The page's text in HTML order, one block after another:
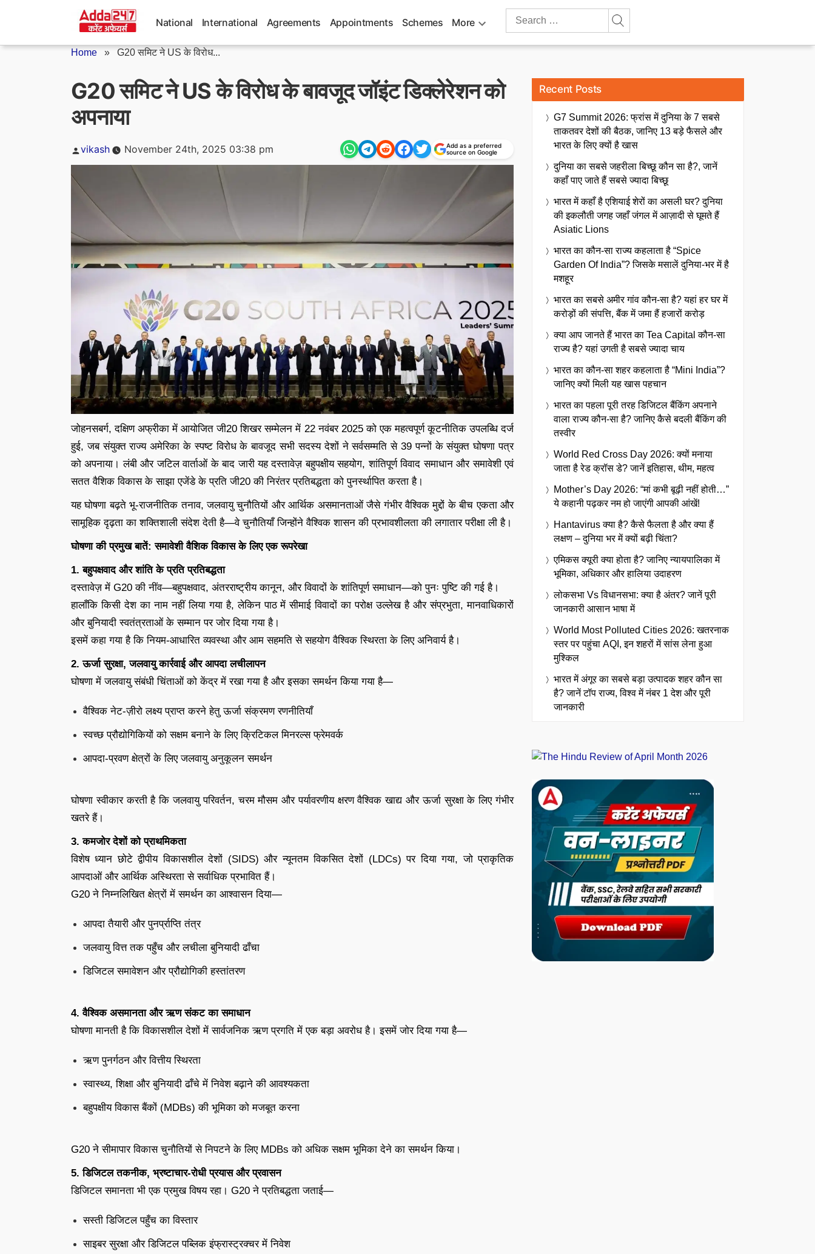
National International Agreements Appointments Schemes More
Search
Home » G20 समिट ने US के विरोध...
G20 समिट ने US के विरोध के बावजूद जॉइंट डिक्लेरेशन को
अपनाया
Posted
vikash November 24th, 2025 03:38 pm
Add as a preferred
source on Google
जोहनसबर्ग, दक्षिण अफ्रीका में आयोजित जी20 शिखर सम्मेलन में 22 नवंबर 2025 को एक महत्वपूर्ण कूटनीतिक उपलब्धि दर्ज
हुई, जब संयुक्त राज्य अमेरिका के स्पष्ट विरोध के बावजूद सभी सदस्य देशों ने सर्वसम्मति से 39 पन्नों के संयुक्त घोषणा पत्र
को अपनाया। लंबी और जटिल वार्ताओं के बाद जारी यह दस्तावेज़ बहुपक्षीय सहयोग, शांतिपूर्ण विवाद समाधान और समावेशी एवं
सतत वैशिक विकास के साझा एजेंडे के प्रति जी20 की निरंतर प्रतिबद्धता को पुनर्स्थापित करता है।
यह घोषणा बढ़ते भू-राजनीतिक तनाव, जलवायु चुनौतियों और आर्थिक असमानताओं जैसे गंभीर वैश्विक मुद्दों के बीच एकता और
सामूहिक दृढ़ता का शक्तिशाली संदेश देती है—वे चुनौतियाँ जिन्होंने वैश्विक शासन की प्रभावशीलता की लगातार परीक्षा ली है।
घोषणा की प्रमुख बातें: समावेशी वैशिक विकास के लिए एक रूपरेखा
1. बहुपक्षवाद और शांति के प्रति प्रतिबद्धता
दस्तावेज़ में G20 की नींव—बहुपक्षवाद, अंतरराष्ट्रीय कानून, और विवादों के शांतिपूर्ण समाधान—को पुनः पुष्टि की गई है।
हालाँकि किसी देश का नाम नहीं लिया गया है, लेकिन पाठ में सीमाई विवादों का परोक्ष उल्लेख है और संप्रभुता, मानवाधिकारों
और बुनियादी स्वतंत्रताओं के सम्मान पर जोर दिया गया है।
इसमें कहा गया है कि नियम-आधारित व्यवस्था और आम सहमति से सहयोग वैश्विक स्थिरता के लिए अनिवार्य है।
2. ऊर्जा सुरक्षा, जलवायु कार्रवाई और आपदा लचीलापन
घोषणा में जलवायु संबंधी चिंताओं को केंद्र में रखा गया है और इसका समर्थन किया गया है—
वैश्विक नेट-ज़ीरो लक्ष्य प्राप्त करने हेतु ऊर्जा संक्रमण रणनीतियाँ
स्वच्छ प्रौद्योगिकियों को सक्षम बनाने के लिए क्रिटिकल मिनरल्स फ्रेमवर्क
आपदा-प्रवण क्षेत्रों के लिए जलवायु अनुकूलन समर्थन
घोषणा स्वीकार करती है कि जलवायु परिवर्तन, चरम मौसम और पर्यावरणीय क्षरण वैश्विक खाद्य और ऊर्जा सुरक्षा के लिए गंभीर
खतरे हैं।
3. कमजोर देशों को प्राथमिकता
विशेष ध्यान छोटे द्वीपीय विकासशील देशों (SIDS) और न्यूनतम विकसित देशों (LDCs) पर दिया गया, जो प्राकृतिक
आपदाओं और आर्थिक अस्थिरता से सर्वाधिक प्रभावित हैं।
G20 ने निम्नलिखित क्षेत्रों में समर्थन का आश्वासन दिया—
आपदा तैयारी और पुनर्प्राप्ति तंत्र
जलवायु वित्त तक पहुँच और लचीला बुनियादी ढाँचा
डिजिटल समावेशन और प्रौद्योगिकी हस्तांतरण
4. वैश्विक असमानता और ऋण संकट का समाधान
घोषणा मानती है कि विकासशील देशों में सार्वजनिक ऋण प्रगति में एक बड़ा अवरोध है। इसमें जोर दिया गया है—
ऋण पुनर्गठन और वित्तीय स्थिरता
स्वास्थ्य, शिक्षा और बुनियादी ढाँचे में निवेश बढ़ाने की आवश्यकता
बहुपक्षीय विकास बैंकों (MDBs) की भूमिका को मजबूत करना
G20 ने सीमापार विकास चुनौतियों से निपटने के लिए MDBs को अधिक सक्षम भूमिका देने का समर्थन किया।
5. डिजिटल तकनीक, भ्रष्टाचार-रोधी प्रयास और प्रवासन
डिजिटल समानता भी एक प्रमुख विषय रहा। G20 ने प्रतिबद्धता जताई—
सस्ती डिजिटल पहुँच का विस्तार
साइबर सुरक्षा और डिजिटल पब्लिक इंफ्रास्ट्रक्चर में निवेश
Recent Posts
G7 Summit 2026: फ्रांस में दुनिया के 7 सबसे
ताकतवर देशों की बैठक, जानिए 13 बड़े फैसले और
भारत के लिए क्यों है खास
दुनिया का सबसे जहरीला बिच्छू कौन सा है?, जानें
कहाँ पाए जाते हैं सबसे ज्यादा बिच्छू
भारत में कहाँ है एशियाई शेरों का असली घर? दुनिया
की इकलौती जगह जहाँ जंगल में आज़ादी से घूमते हैं
Asiatic Lions
भारत का कौन-सा राज्य कहलाता है “Spice
Garden Of India”? जिसके मसालें दुनिया-भर में है
मशहूर
भारत का सबसे अमीर गांव कौन-सा है? यहां हर घर में
करोड़ों की संपत्ति, बैंक में जमा हैं हजारों करोड़
क्या आप जानते हैं भारत का Tea Capital कौन-सा
राज्य है? यहां उगती है सबसे ज्यादा चाय
भारत का कौन-सा शहर कहलाता है “Mini India”?
जानिए क्यों मिली यह खास पहचान
भारत का पहला पूरी तरह डिजिटल बैंकिंग अपनाने
वाला राज्य कौन-सा है? जानिए कैसे बदली बैंकिंग की
तस्वीर
World Red Cross Day 2026: क्यों मनाया
जाता है रेड क्रॉस डे? जानें इतिहास, थीम, महत्व
Mother’s Day 2026: “मां कभी बूढ़ी नहीं होती…”
ये कहानी पढ़कर नम हो जाएंगी आपकी आंखें!
Hantavirus क्या है? कैसे फैलता है और क्या हैं
लक्षण – दुनिया भर में क्यों बढ़ी चिंता?
एमिकस क्यूरी क्या होता है? जानिए न्यायपालिका में
भूमिका, अधिकार और हालिया उदाहरण
लोकसभा Vs विधानसभा: क्या है अंतर? जानें पूरी
जानकारी आसान भाषा में
World Most Polluted Cities 2026: खतरनाक
स्तर पर पहुंचा AQI, इन शहरों में सांस लेना हुआ
मुश्किल
भारत में अंगूर का सबसे बड़ा उत्पादक शहर कौन सा
है? जानें टॉप राज्य, विश्व में नंबर 1 देश और पूरी
जानकारी